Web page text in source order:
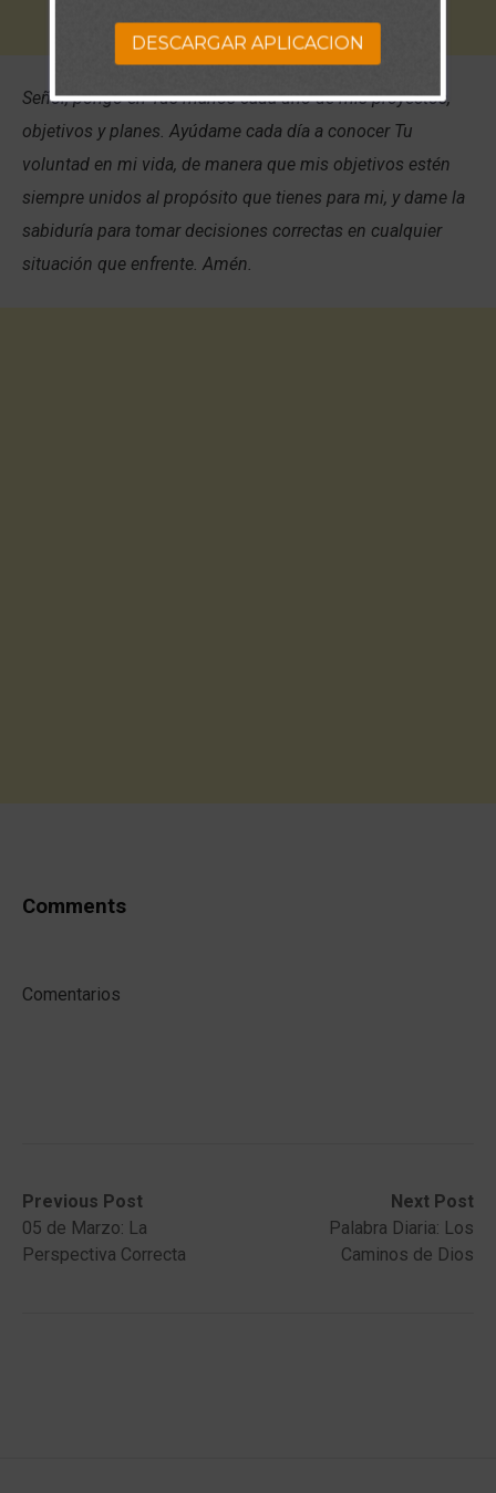
Señor, pongo en Tus manos cada uno de mis proyectos,
objetivos y planes. Ayúdame cada día a conocer Tu
voluntad en mi vida, de manera que mis objetivos estén
siempre unidos al propósito que tienes para mi, y dame la
sabiduría para tomar decisiones correctas en cualquier
situación que enfrente. Amén.
Comments
Comentarios
Post
navigation
Previous Post
Previous
post:05 de Marzo: La
Perspectiva Correcta
Next Post
Next
post:
Palabra Diaria: Los
Caminos de Dios
DESCARGAR APLICACION